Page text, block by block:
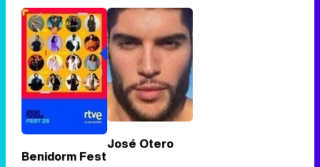
Benidorm Fest
José Otero